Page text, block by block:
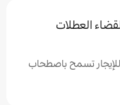
العطلات
متاحًا للإيجار تسمح باصطحاب